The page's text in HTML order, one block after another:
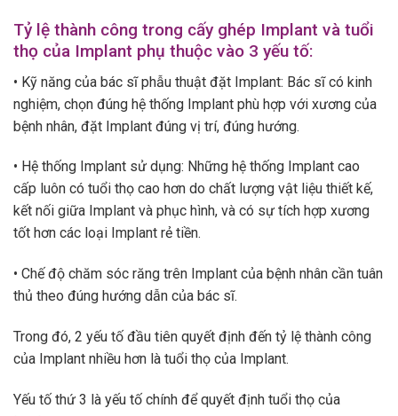
Tỷ lệ thành công trong cấy ghép Implant và tuổi
thọ của Implant phụ thuộc vào 3 yếu tố:
• Kỹ năng của bác sĩ phẫu thuật đặt Implant: Bác sĩ có kinh
nghiệm, chọn đúng hệ thống Implant phù hợp với xương của
bệnh nhân, đặt Implant đúng vị trí, đúng hướng.
• Hệ thống Implant sử dụng: Những hệ thống Implant cao
cấp luôn có tuổi thọ cao hơn do chất lượng vật liệu thiết kế,
kết nối giữa Implant và phục hình, và có sự tích hợp xương
tốt hơn các loại Implant rẻ tiền.
• Chế độ chăm sóc răng trên Implant của bệnh nhân cần tuân
thủ theo đúng hướng dẫn của bác sĩ.
Trong đó, 2 yếu tố đầu tiên quyết định đến tỷ lệ thành công
của Implant nhiều hơn là tuổi thọ của Implant.
Yếu tố thứ 3 là yếu tố chính để quyết định tuổi thọ của